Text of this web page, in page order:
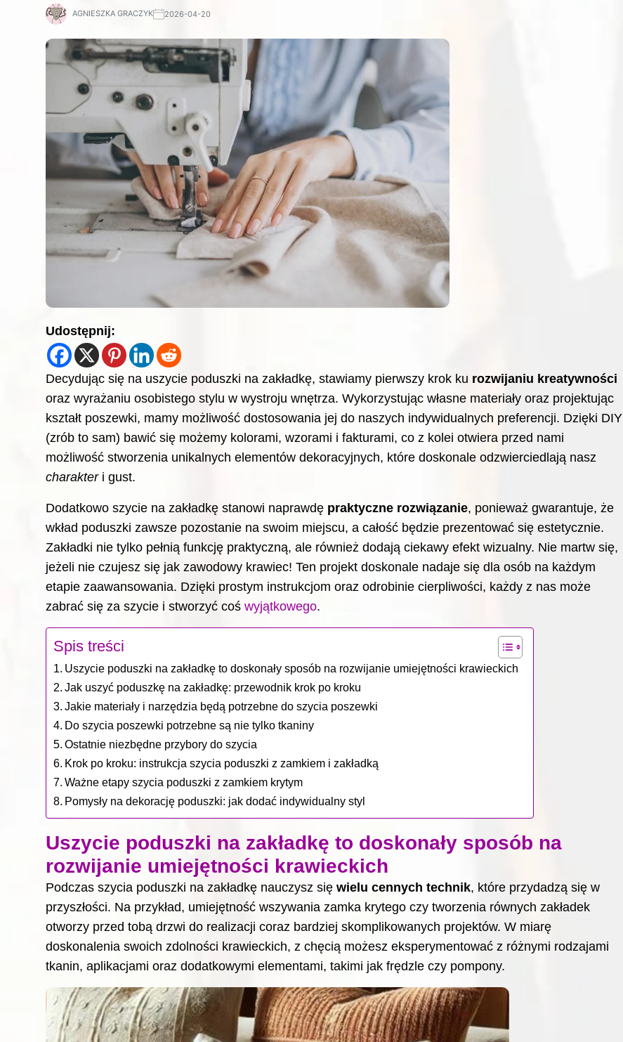
AGNIESZKA GRACZYK 2026-04-20
Udostępnij:
Decydując się na uszycie poduszki na zakładkę, stawiamy pierwszy krok ku rozwijaniu kreatywności
oraz wyrażaniu osobistego stylu w wystroju wnętrza. Wykorzystując własne materiały oraz projektując
kształt poszewki, mamy możliwość dostosowania jej do naszych indywidualnych preferencji. Dzięki DIY
(zrób to sam) bawić się możemy kolorami, wzorami i fakturami, co z kolei otwiera przed nami
możliwość stworzenia unikalnych elementów dekoracyjnych, które doskonale odzwierciedlają nasz
charakteri gust.
Dodatkowo szycie na zakładkę stanowi naprawdę praktyczne rozwiązanie, ponieważ gwarantuje, że
wkład poduszki zawsze pozostanie na swoim miejscu, a całość będzie prezentować się estetycznie.
Zakładki nie tylko pełnią funkcję praktyczną, ale również dodają ciekawy efekt wizualny. Nie martw się,
jeżeli nie czujesz się jak zawodowy krawiec! Ten projekt doskonale nadaje się dla osób na każdym
etapie zaawansowania. Dzięki prostym instrukcjom oraz odrobinie cierpliwości, każdy z nas może
zabrać się za szycie i stworzyć coś wyjątkowego.
Spis treści
Uszycie poduszki na zakładkę to doskonały sposób na rozwijanie umiejętności krawieckich
Jak uszyć poduszkę na zakładkę: przewodnik krok po kroku
Jakie materiały i narzędzia będą potrzebne do szycia poszewki
Do szycia poszewki potrzebne są nie tylko tkaniny
Ostatnie niezbędne przybory do szycia
Krok po kroku: instrukcja szycia poduszki z zamkiem i zakładką
Ważne etapy szycia poduszki z zamkiem krytym
Pomysły na dekorację poduszki: jak dodać indywidualny styl
Uszycie poduszki na zakładkę to doskonały sposób na
rozwijanie umiejętności krawieckich
Podczas szycia poduszki na zakładkę nauczysz się wielu cennych technik, które przydadzą się w
przyszłości. Na przykład, umiejętność wszywania zamka krytego czy tworzenia równych zakładek
otworzy przed tobą drzwi do realizacji coraz bardziej skomplikowanych projektów. W miarę
doskonalenia swoich zdolności krawieckich, z chęcią możesz eksperymentować z różnymi rodzajami
tkanin, aplikacjami oraz dodatkowymi elementami, takimi jak frędzle czy pompony.